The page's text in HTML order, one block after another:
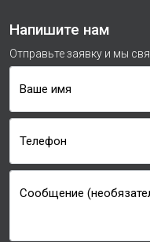
Напишите нам
Отправьте заявку и мы
Ваше имя
Телефон
Сообщение